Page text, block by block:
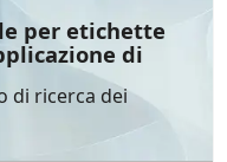
per etichette
di
di ricerca dei